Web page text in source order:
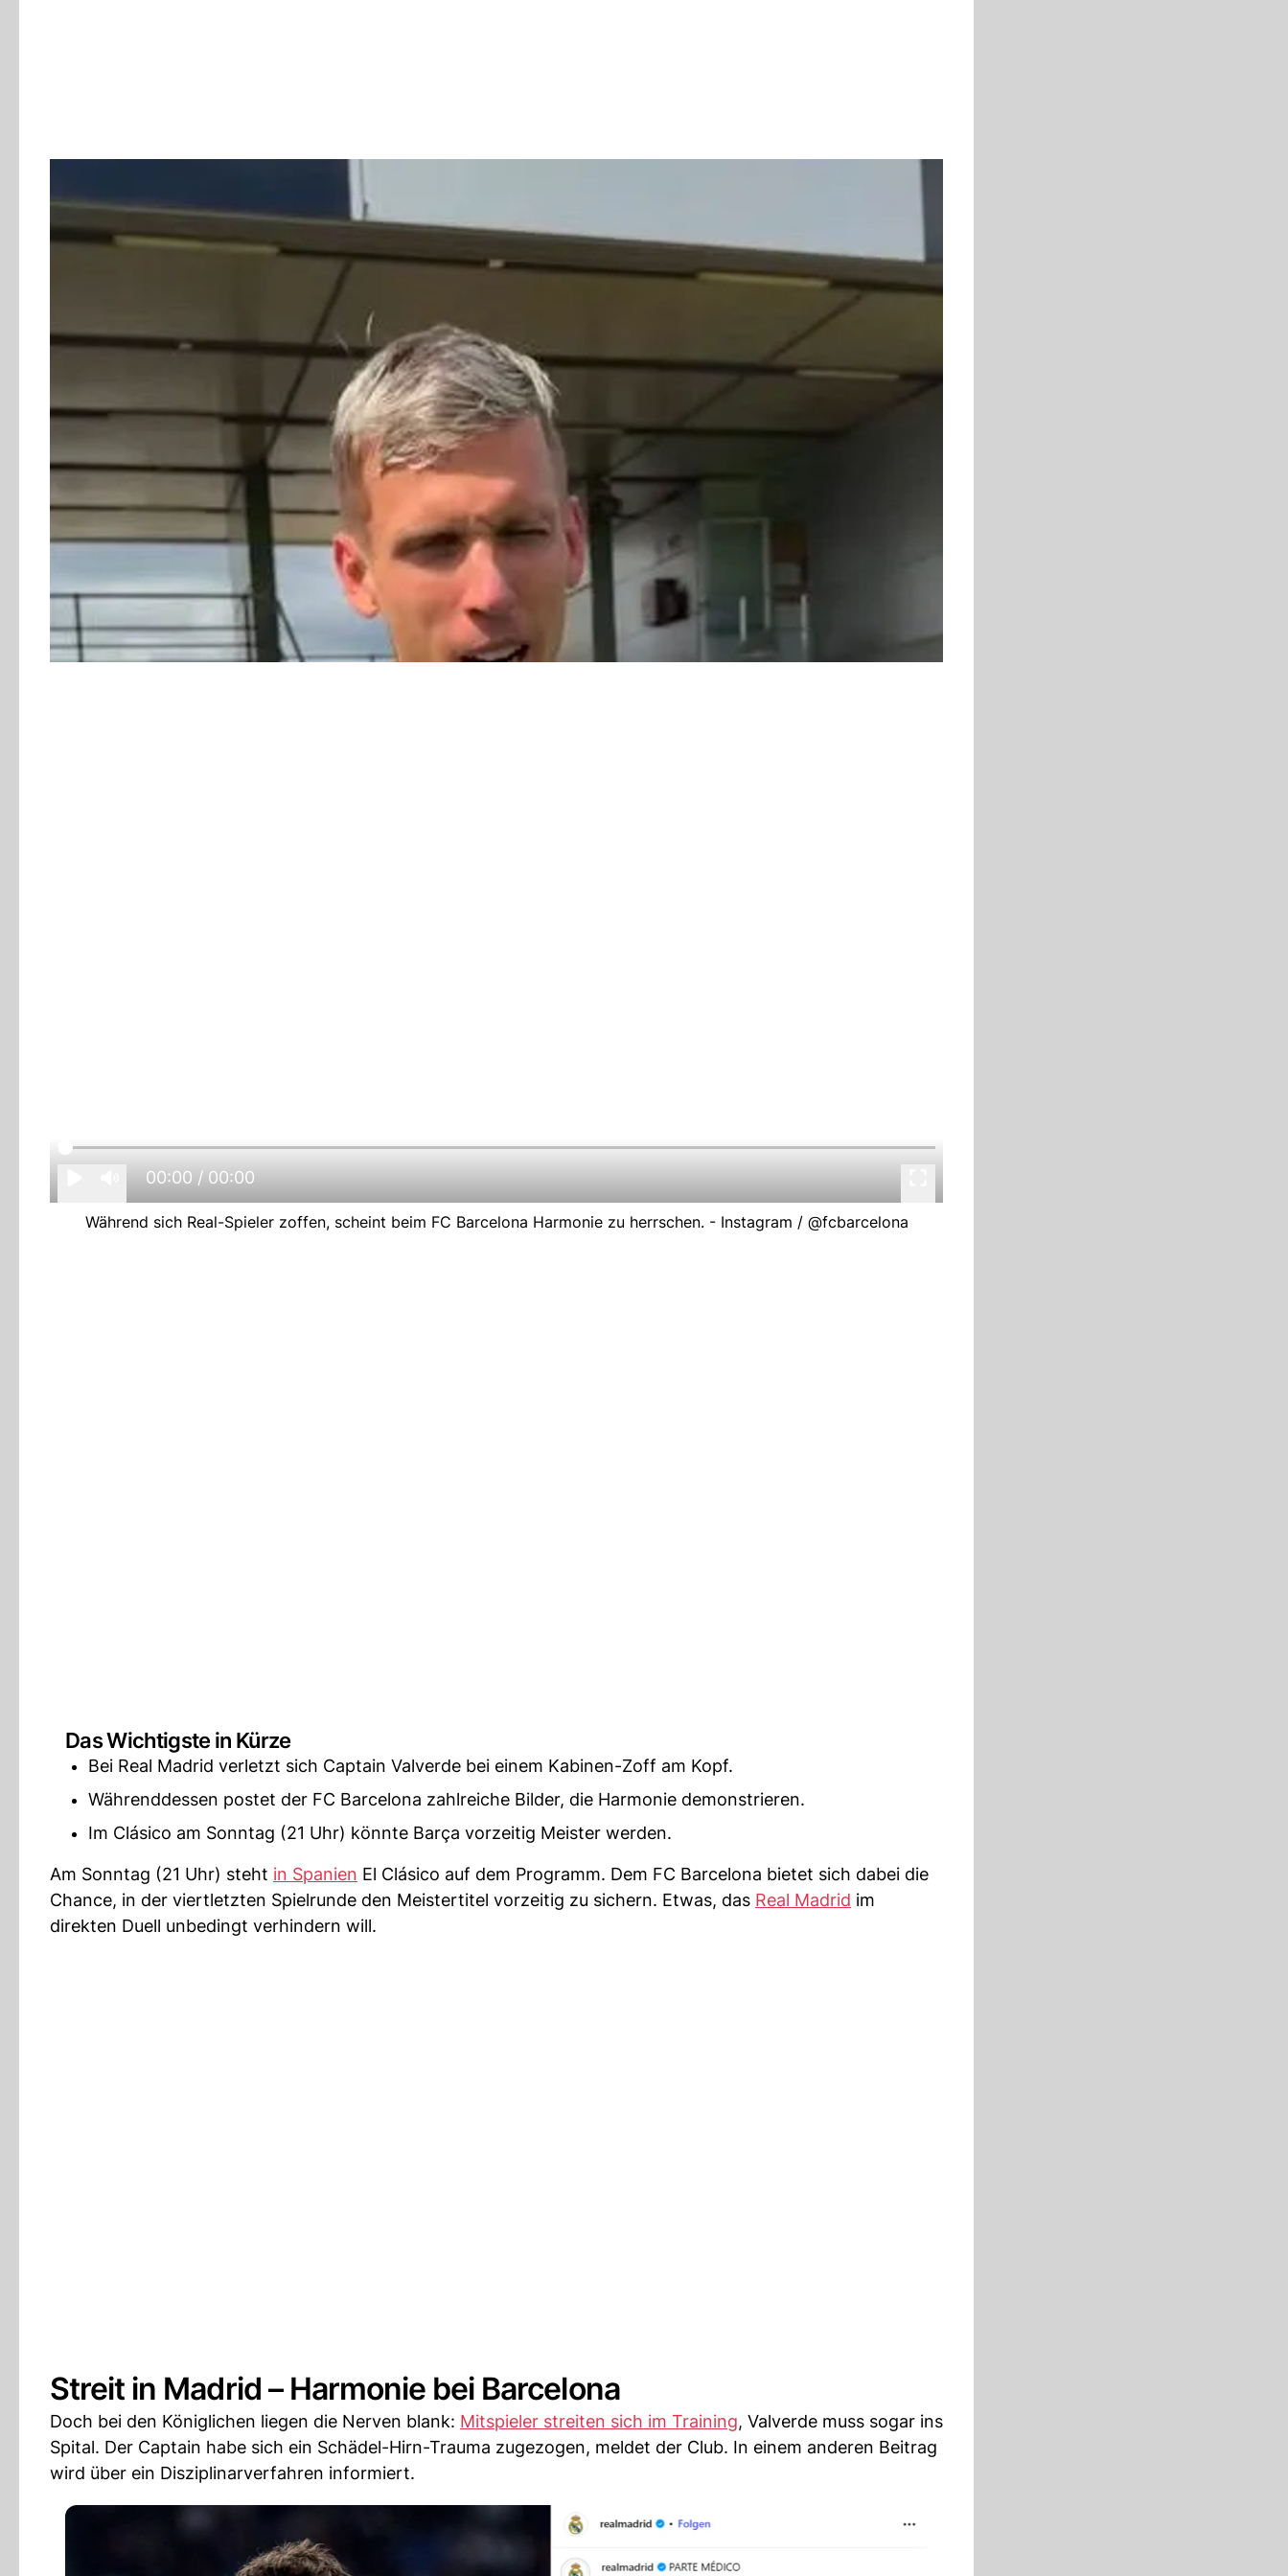
00:00 / 00:00
Während sich Real-Spieler zoffen, scheint beim FC Barcelona Harmonie zu herrschen. - Instagram / @fcbarcelona
Das Wichtigste in Kürze
Bei Real Madrid verletzt sich Captain Valverde bei einem Kabinen-Zoff am Kopf.
Währenddessen postet der FC Barcelona zahlreiche Bilder, die Harmonie demonstrieren.
Im Clásico am Sonntag (21 Uhr) könnte Barça vorzeitig Meister werden.
Am Sonntag (21 Uhr) steht in Spanien El Clásico auf dem Programm. Dem FC Barcelona bietet sich dabei die
Chance, in der viertletzten Spielrunde den Meistertitel vorzeitig zu sichern. Etwas, das Real Madrid im
direkten Duell unbedingt verhindern will.
Streit in Madrid – Harmonie bei Barcelona
Doch bei den Königlichen liegen die Nerven blank: Mitspieler streiten sich im Training, Valverde muss sogar ins
Spital. Der Captain habe sich ein Schädel-Hirn-Trauma zugezogen, meldet der Club. In einem anderen Beitrag
wird über ein Disziplinarverfahren informiert.